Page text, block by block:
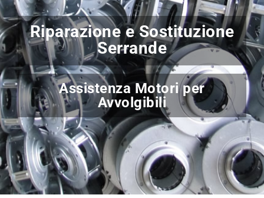
Installazione e
Motorizzazione Serrande
Riparazione e Sostituzione
Motori Serranda